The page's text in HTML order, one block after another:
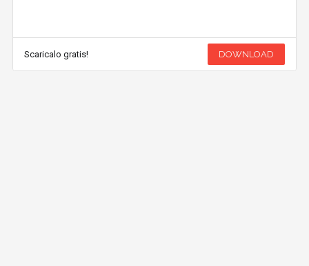
Scaricalo gratis! DOWNLOAD